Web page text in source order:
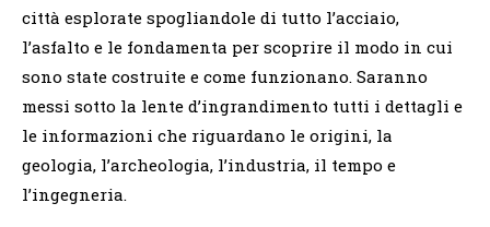
città esplorate spogliandole di tutto l’acciaio,
l’asfalto e le fondamenta per scoprire il modo in cui
sono state costruite e come funzionano. Saranno
messi sotto la lente d’ingrandimento tutti i dettagli e
le informazioni che riguardano le origini, la
geologia, l’archeologia, l’industria, il tempo e
l’ingegneria.